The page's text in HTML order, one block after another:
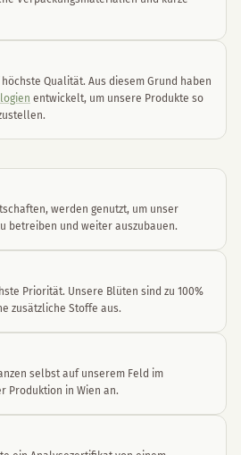
Qualität. Aus diesem Grund haben
entwickelt, um unsere Produkte so
werden genutzt, um unser
betreiben und weiter auszubauen.
Priorität. Unsere Blüten sind zu 100%
zusätzliche Stoffe aus.
selbst auf unserem Feld im
Produktion in Wien an.